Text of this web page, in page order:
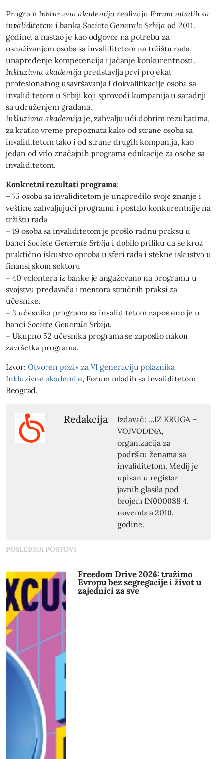
Program Inkluzivna akademija realizuju Forum mladih sa
invaliditetom i banka Societe Generale Srbija od 2011.
godine, a nastao je kao odgovor na potrebu za
osnaživanjem osoba sa invaliditetom na tržištu rada,
unapređenje kompetencija i jačanje konkurentnosti.
Inkluzivna akademija predstavlja prvi projekat
profesionalnog usavršavanja i dokvalifikacije osoba sa
invaliditetom u Srbiji koji sprovodi kompanija u saradnji
sa udruženjem građana.
Inkluzivna akademija je, zahvaljujući dobrim rezultatima,
za kratko vreme prepoznata kako od strane osoba sa
invaliditetom tako i od strane drugih kompanija, kao
jedan od vrlo značajnih programa edukacije za osobe sa
invaliditetom.
Konkretni rezultati programa:
– 75 osoba sa invaliditetom je unapredilo svoje znanje i
veštine zahvaljujući programu i postalo konkurentnije na
tržištu rada
– 19 osoba sa invaliditetom je prošlo radnu praksu u
banci Societe Generale Srbija i dobilo priliku da se kroz
praktično iskustvo oproba u sferi rada i stekne iskustvo u
finansijskom sektoru
– 40 volontera iz banke je angažovano na programu u
svojstvu predavača i mentora stručnih praksi za
učesnike.
– 3 učesnika programa sa invaliditetom zaposleno je u
banci Societe Generale Srbija.
– Ukupno 52 učesnika programa se zaposlio nakon
završetka programa.
Izvor: Otvoren poziv za VI generaciju polaznika
Inkluzivne akademije, Forum mladih sa invaliditetom
Beograd.
Redakcija
Izdavač: …IZ KRUGA –
VOJVODINA,
organizacija za
podršku ženama sa
invaliditetom. Medij je
upisan u registar
javnih glasila pod
brojem IN000088 4.
novembra 2010.
godine.
POSLEDNJI POSTOVI
Freedom Drive 2026: tražimo
Evropu bez segregacije i život u
zajednici za sve